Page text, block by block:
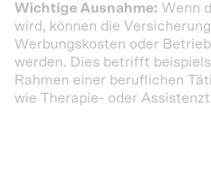
Wichtige Ausnahme: Wenn
wird, können die
Werbungskosten oder
werden. Dies betrifft
Rahmen einer beruflichen
wie Therapie- oder